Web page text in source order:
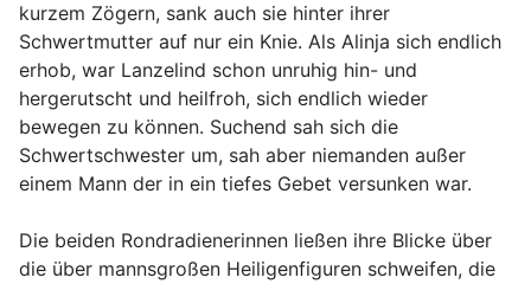
kurzem Zögern, sank auch sie hinter ihrer
Schwertmutter auf nur ein Knie. Als Alinja sich endlich
erhob, war Lanzelind schon unruhig hin- und
hergerutscht und heilfroh, sich endlich wieder
bewegen zu können. Suchend sah sich die
Schwertschwester um, sah aber niemanden außer
einem Mann der in ein tiefes Gebet versunken war.
Die beiden Rondradienerinnen ließen ihre Blicke über
die über mannsgroßen Heiligenfiguren schweifen, die